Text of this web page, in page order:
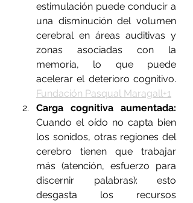
estimulación puede conducir a
una disminución del volumen
cerebral en áreas auditivas y
zonas asociadas con la
memoria, lo que puede
Fundación Pasqual Maragall+1
Cuando el oído no capta bien
los sonidos, otras regiones del
cerebro tienen que trabajar
más (atención, esfuerzo para
discernir palabras): esto
desgasta los recursos